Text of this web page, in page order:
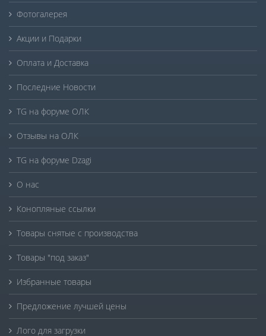
Фотогалерея
Акции и Подарки
Оплата и Доставка
Последние Новости
TG на форуме ОЛК
Отзывы на ОЛК
TG на форуме Dzagi
О нас
Конопляные ссылки
Товары снятые с производства
Товары "под заказ"
Избранные товары
Предложение лучшей цены
Лого для загрузки